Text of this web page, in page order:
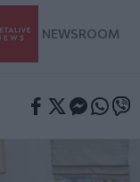
NEWSROOM